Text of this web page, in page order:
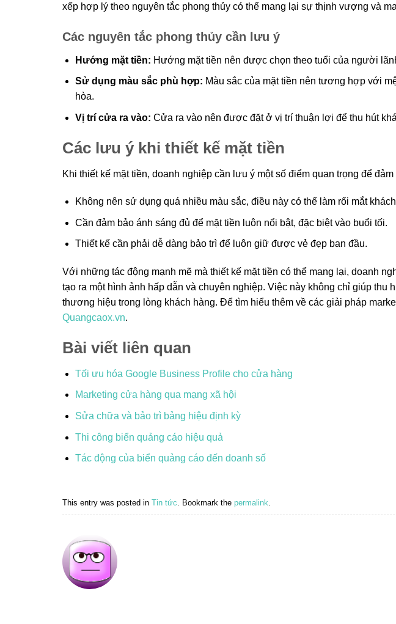
xếp hợp lý theo nguyên tắc phong thủy có thể mang lại sự thịnh vượng và
Các nguyên tắc phong thủy cần lưu ý
Hướng mặt tiền: Hướng mặt tiền nên được chọn theo tuổi của người
Sử dụng màu sắc phù hợp: Màu sắc của mặt tiền nên tương hợp với
hòa.
Vị trí cửa ra vào: Cửa ra vào nên được đặt ở vị trí thuận lợi để thu hút
Các lưu ý khi thiết kế mặt tiền
Khi thiết kế mặt tiền, doanh nghiệp cần lưu ý một số điểm quan trọng để
Không nên sử dụng quá nhiều màu sắc, điều này có thể làm rối mắt
Cần đảm bảo ánh sáng đủ để mặt tiền luôn nổi bật, đặc biệt vào buổi tối.
Thiết kế cần phải dễ dàng bảo trì để luôn giữ được vẻ đẹp ban đầu.
Với những tác động mạnh mẽ mà thiết kế mặt tiền có thể mang lại, doanh
tạo ra một hình ảnh hấp dẫn và chuyên nghiệp. Việc này không chỉ giúp thu
thương hiệu trong lòng khách hàng. Để tìm hiểu thêm về các giải pháp
Quangcaox.vn.
Bài viết liên quan
Tối ưu hóa Google Business Profile cho cửa hàng
Marketing cửa hàng qua mạng xã hội
Sửa chữa và bảo trì bảng hiệu định kỳ
Thi công biển quảng cáo hiệu quả
Tác động của biển quảng cáo đến doanh số
This entry was posted in Tin tức. Bookmark the permalink.